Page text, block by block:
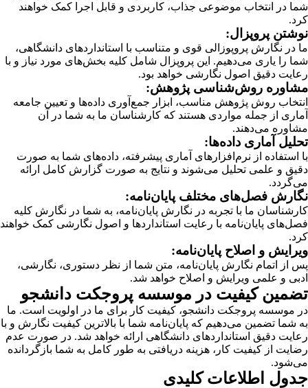
شما در انتخاب موضوعی جذاب، کاربردی و قابل اجرا کمک خواهند
کرد.
نوشتن پروپزال:
ما در نگارش پروپوزالی قوی و متناسب با استانداردهای دانشگاهی،
شما را یاری می‌دهیم. این پروپزال شامل کلیه بخش‌های مورد نیاز و با
رعایت دقیق اصول نگارشی خواهد بود.
مشاوره روش‌شناسی پژوهش:
انتخاب روش پژوهش مناسب، ابزار جمع‌آوری داده‌ها و تعیین جامعه
آماری از جمله مواردی هستند که کارشناسان ما به شما در آن
مشاوره می‌دهند.
تحلیل آماری داده‌ها:
با استفاده از نرم‌افزارهای آماری پیشرفته، داده‌های شما به صورت
دقیق و علمی تحلیل می‌شوند و نتایج به صورت گزارش کامل ارائه
می‌گردد.
نگارش فصل‌های مختلف پایان‌نامه:
کارشناسان ما با تجربه در نگارش پایان‌نامه، به شما در نگارش کلیه
فصل‌های پایان‌نامه با رعایت استانداردها و اصول نگارشی کمک خواهند
کرد.
ویرایش و اصلاح پایان‌نامه:
پس از اتمام نگارش پایان‌نامه، متن شما از نظر دستوری، نگارشی،
ادبی و علمی ویرایش و اصلاح خواهد شد.
تضمین کیفیت در موسسه پروجکت دانشجو
در موسسه پروجکت دانشجو، کیفیت کار برای ما در اولویت است. ما
به شما تضمین می‌دهیم که پایان‌نامه شما با بالاترین کیفیت نگارش و با
رعایت دقیق استانداردهای دانشگاهی ارائه خواهد شد. در صورت عدم
رضایت از کیفیت کار، هزینه دریافتی به طور کامل به شما بازگردانده
می‌شود.
جدول اطلاعات کلیدی